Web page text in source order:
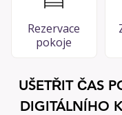
Rezervace
pokoje
UŠETŘIT ČAS
DIGITÁLNÍHO